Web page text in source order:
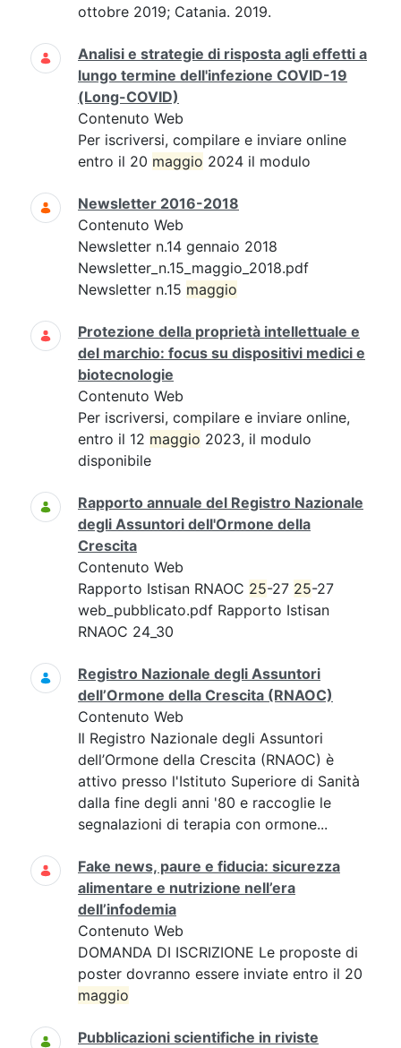
ottobre 2019; Catania. 2019.
Analisi e strategie di risposta agli effetti a
lungo termine dell'infezione COVID-19
(Long-COVID)
Contenuto Web
Per iscriversi, compilare e inviare online
entro il 20 maggio 2024 il modulo
Newsletter 2016-2018
Contenuto Web
Newsletter n.14 gennaio 2018
Newsletter_n.15_maggio_2018.pdf
Newsletter n.15 maggio
Protezione della proprietà intellettuale e
del marchio: focus su dispositivi medici e
biotecnologie
Contenuto Web
Per iscriversi, compilare e inviare online,
entro il 12 maggio 2023, il modulo
disponibile
Rapporto annuale del Registro Nazionale
degli Assuntori dell'Ormone della
Crescita
Contenuto Web
Rapporto Istisan RNAOC 25-27 25-27
web_pubblicato.pdf Rapporto Istisan
RNAOC 24_30
Registro Nazionale degli Assuntori
dell’Ormone della Crescita (RNAOC)
Contenuto Web
Il Registro Nazionale degli Assuntori
dell’Ormone della Crescita (RNAOC) è
attivo presso l'Istituto Superiore di Sanità
dalla fine degli anni '80 e raccoglie le
segnalazioni di terapia con ormone...
Fake news, paure e fiducia: sicurezza
alimentare e nutrizione nell’era
dell’infodemia
Contenuto Web
DOMANDA DI ISCRIZIONE Le proposte di
poster dovranno essere inviate entro il 20
maggio
Pubblicazioni scientifiche in riviste